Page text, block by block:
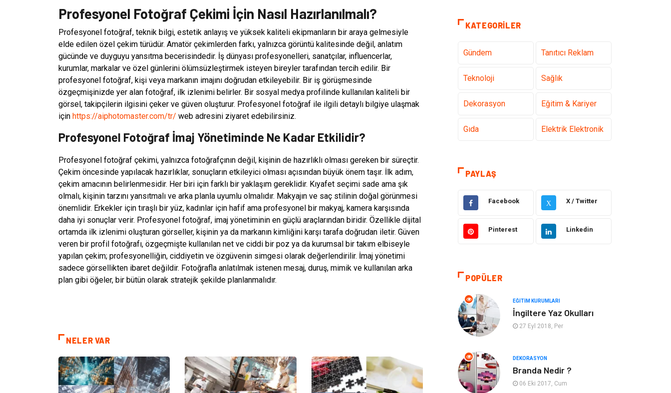
Profesyonel Fotoğraf Çekimi İçin Nasıl Hazırlanılmalı?
Profesyonel fotoğraf, teknik bilgi, estetik anlayış ve yüksek kaliteli ekipmanların bir araya gelmesiyle
elde edilen özel çekim türüdür. Amatör çekimlerden farkı, yalnızca görüntü kalitesinde değil, anlatım
gücünde ve duyguyu yansıtma becerisindedir. İş dünyası profesyonelleri, sanatçılar, influencerlar,
kurumlar, markalar ve özel günlerini ölümsüzleştirmek isteyen bireyler tarafından tercih edilir. Bir
profesyonel fotoğraf, kişi veya markanın imajını doğrudan etkileyebilir. Bir iş görüşmesinde
özgeçmişinizde yer alan fotoğraf, ilk izlenimi belirler. Bir sosyal medya profilinde kullanılan kaliteli bir
görsel, takipçilerin ilgisini çeker ve güven oluşturur. Profesyonel fotoğraf ile ilgili detaylı bilgiye ulaşmak
için https://aiphotomaster.com/tr/ web adresini ziyaret edebilirsiniz.
Profesyonel Fotoğraf İmaj Yönetiminde Ne Kadar Etkilidir?
Profesyonel fotoğraf çekimi, yalnızca fotoğrafçının değil, kişinin de hazırlıklı olması gereken bir süreçtir.
Çekim öncesinde yapılacak hazırlıklar, sonuçların etkileyici olması açısından büyük önem taşır. İlk adım,
çekim amacının belirlenmesidir. Her biri için farklı bir yaklaşım gereklidir. Kıyafet seçimi sade ama şık
olmalı, kişinin tarzını yansıtmalı ve arka planla uyumlu olmalıdır. Makyajın ve saç stilinin doğal görünmesi
önemlidir. Erkekler için tıraşlı bir yüz, kadınlar için hafif ama profesyonel bir makyaj, kamera karşısında
daha iyi sonuçlar verir. Profesyonel fotoğraf, imaj yönetiminin en güçlü araçlarından biridir. Özellikle dijital
ortamda ilk izlenimi oluşturan görseller, kişinin ya da markanın kimliğini karşı tarafa doğrudan iletir. Güven
veren bir profil fotoğrafı, özgeçmişte kullanılan net ve ciddi bir poz ya da kurumsal bir takım elbiseyle
yapılan çekim; profesyonelliğin, ciddiyetin ve özgüvenin simgesi olarak değerlendirilir. İmaj yönetimi
sadece görsellikten ibaret değildir. Fotoğrafla anlatılmak istenen mesaj, duruş, mimik ve kullanılan arka
plan gibi öğeler, bir bütün olarak stratejik şekilde planlanmalıdır.
NELER VAR
KATEGORILER
Gündem Tanıtıcı Reklam
Teknoloji Sağlık
Dekorasyon Eğitim & Kariyer
Gıda Elektrik Elektronik
Yazılım
Taşımacılık
Hukuk Giyim
Yapı İnşaat
Tatil Eğlence
Bahçe Ev Maden ve Metal
Hizmet Eğitim Kurumları
Organizasyon Plastik
PAYLAŞ
Facebook X X / Twitter
Pinterest Linkedin
POPÜLER
EĞITIM KURUMLARI
İngiltere Yaz Okulları
27 Eyl 2018, Per
DEKORASYON
Branda Nedir ?
06 Eki 2017, Cum